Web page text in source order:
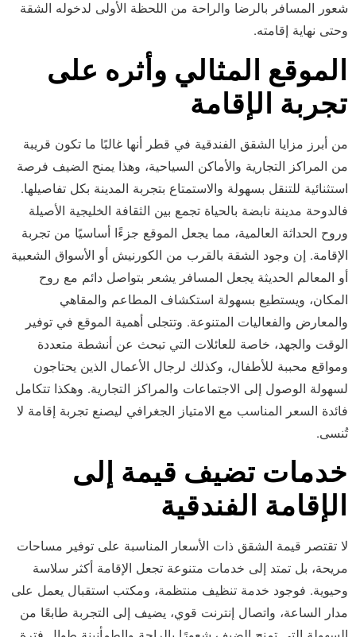
شعور المسافر بالرضا والراحة من اللحظة الأولى لدخوله الشقة
وحتى نهاية إقامته.
الموقع المثالي وأثره على
تجربة الإقامة
من أبرز مزايا الشقق الفندقية في قطر أنها غالبًا ما تكون قريبة
من المراكز التجارية والأماكن السياحية، وهذا يمنح الضيف فرصة
استثنائية للتنقل بسهولة والاستمتاع بتجربة المدينة بكل تفاصيلها.
فالدوحة مدينة نابضة بالحياة تجمع بين الثقافة الخليجية الأصيلة
وروح الحداثة العالمية، مما يجعل الموقع جزءًا أساسيًا من تجربة
الإقامة. إن وجود الشقة بالقرب من الكورنيش أو الأسواق الشعبية
أو المعالم الحديثة يجعل المسافر يشعر بتواصل دائم مع روح
المكان، ويستطيع بسهولة استكشاف المطاعم والمقاهي
والمعارض والفعاليات المتنوعة. وتتجلى أهمية الموقع في توفير
الوقت والجهد، خاصة للعائلات التي تبحث عن أنشطة متعددة
ومواقع محببة للأطفال، وكذلك لرجال الأعمال الذين يحتاجون
لسهولة الوصول إلى الاجتماعات والمراكز التجارية. وهكذا تتكامل
فائدة السعر المناسب مع الامتياز الجغرافي ليصنع تجربة إقامة لا
تُنسى.
خدمات تضيف قيمة إلى
الإقامة الفندقية
لا تقتصر قيمة الشقق ذات الأسعار المناسبة على توفير مساحات
مريحة، بل تمتد إلى خدمات متنوعة تجعل الإقامة أكثر سلاسة
وحيوية. فوجود خدمة تنظيف منتظمة، ومكتب استقبال يعمل على
مدار الساعة، واتصال إنترنت قوي، يضيف إلى التجربة طابعًا من